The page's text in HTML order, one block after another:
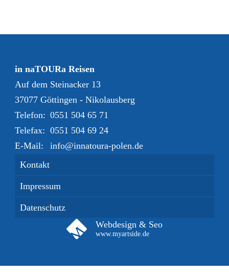
in naTOURa Reisen
Auf dem Steinacker 13
37077 Göttingen - Nikolausberg
Telefon: 0551 504 65 71
Telefax: 0551 504 69 24
E-Mail:
info@innatoura-polen.de
Kontakt
Impressum
Datenschutz
Webdesign & Seo
www.myartside.de